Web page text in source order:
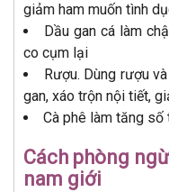
giảm ham muốn tình
Dầu gan cá làm
co cụm lại
Rượu. Dùng rượu
gan, xáo trộn nội tiết,
Cà phê làm tăng
Cách phòng
nam giới